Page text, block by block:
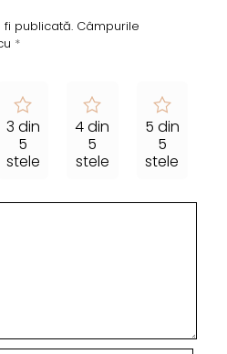
publicată. Câmpurile
*
3 din
5
stele
4 din
5
stele
5 din
5
stele